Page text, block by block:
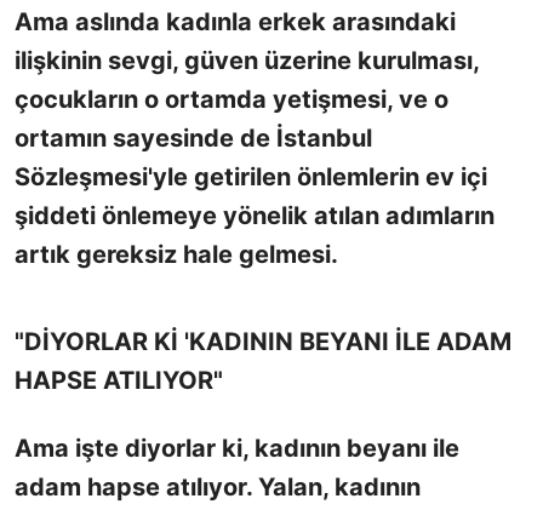
Ama aslında kadınla erkek arasındaki
ilişkinin sevgi, güven üzerine kurulması,
çocukların o ortamda yetişmesi, ve o
ortamın sayesinde de İstanbul
Sözleşmesi'yle getirilen önlemlerin ev içi
şiddeti önlemeye yönelik atılan adımların
artık gereksiz hale gelmesi.
"DİYORLAR Kİ 'KADININ BEYANI İLE ADAM
HAPSE ATILIYOR"
Ama işte diyorlar ki, kadının beyanı ile
adam hapse atılıyor. Yalan, kadının